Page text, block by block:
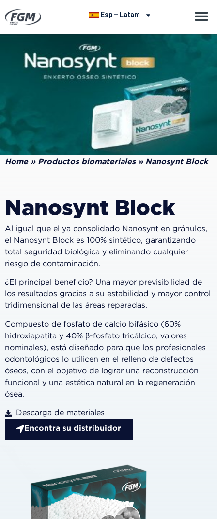
Esp – Latam
Home» Productos biomateriales» Nanosynt Block
Nanosynt Block
Al igual que el ya consolidado Nanosynt en gránulos,
el Nanosynt Block es 100% sintético, garantizando
total seguridad biológica y eliminando cualquier
riesgo de contaminación.
¿El principal beneficio? Una mayor previsibilidad de
los resultados gracias a su estabilidad y mayor control
tridimensional de las áreas reparadas.
Compuesto de fosfato de calcio bifásico (60%
hidroxiapatita y 40% β-fosfato tricálcico, valores
nominales), está diseñado para que los profesionales
odontológicos lo utilicen en el relleno de defectos
óseos, con el objetivo de lograr una reconstrucción
funcional y una estética natural en la regeneración
ósea.
Descarga de materiales
Encontra su distribuidor